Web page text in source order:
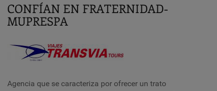
CONFÍAN EN FRATERNIDAD-
MUPRESPA
Agencia que se caracteriza por ofrecer un trato